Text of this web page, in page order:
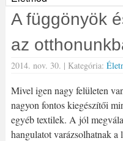
A függönyök
az
2014. nov. 30. | Kategória:
Mivel igen nagy felületen
nagyon fontos kiegészítői
egyéb textilek. A jól
hangulatot varázsolhatnak a